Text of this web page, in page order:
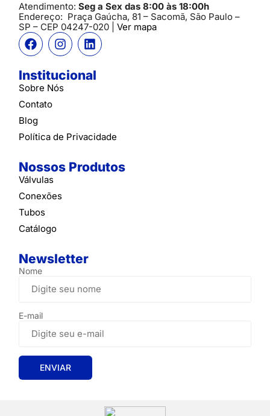
Atendimento: Seg a Sex das 8:00 às 18:00h
Endereço: Praça Gaúcha, 81 – Sacomã, São Paulo –
SP – CEP 04247-020 | Ver mapa
Institucional
Sobre Nós
Contato
Blog
Política de Privacidade
Nossos Produtos
Válvulas
Conexões
Tubos
Catálogo
Newsletter
Nome
E-mail